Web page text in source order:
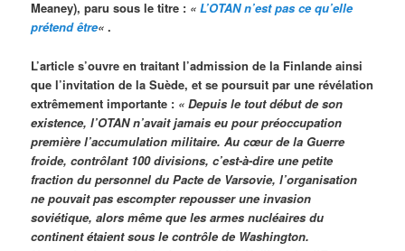
Meaney), paru sous le titre : «L’OTAN n’est pas ce qu’elle
prétend être«.
L’article s’ouvre en traitant l’admission de la Finlande ainsi
que l’invitation de la Suède, et se poursuit par une révélation
extrêmement importante : « Depuis le tout début de son
existence, l’OTAN n’avait jamais eu pour préoccupation
première l’accumulation militaire. Au cœur de la Guerre
froide, contrôlant 100 divisions, c’est-à-dire une petite
fraction du personnel du Pacte de Varsovie, l’organisation
ne pouvait pas escompter repousser une invasion
soviétique, alors même que les armes nucléaires du
continent étaient sous le contrôle de Washington.